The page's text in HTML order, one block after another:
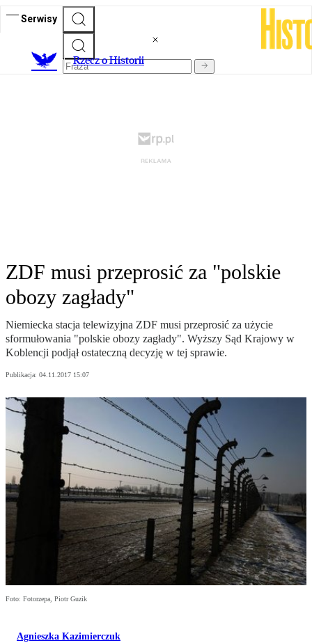
Serwisy
Rzecz o Historii
ZDF musi przeprosić za "polskie
obozy zagłady"
Niemiecka stacja telewizyjna ZDF musi przeprosić za użycie
sformułowania "polskie obozy zagłady". Wyższy Sąd Krajowy w
Koblencji podjął ostateczną decyzję w tej sprawie.
Publikacja: 04.11.2017 15:07
Foto: Fotorzepa, Piotr Guzik
Agnieszka Kazimierczuk